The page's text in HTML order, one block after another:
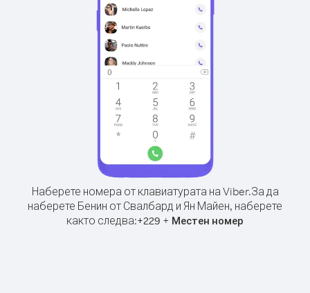
Наберете номера от клавиатурата на Viber.За да
наберете Бенин от Свалбард и Ян Майен, наберете
както следва:+229 + Местен номер